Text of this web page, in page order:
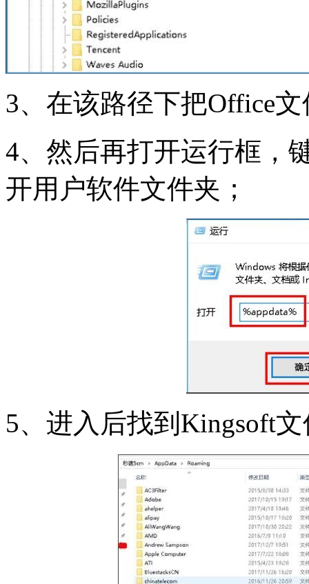
3、在该路径下把Office
4、然后再打开运行框，
开用户软件文件夹；
5、进入后找到Kingsoft